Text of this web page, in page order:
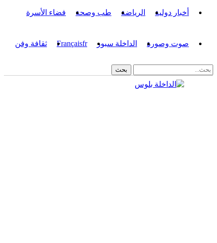
أخبار دولية الرياضة طب وصحة فضاء الأسرة
صوت وصورة الداخلة سبور Françaisfr ثقافة وفن